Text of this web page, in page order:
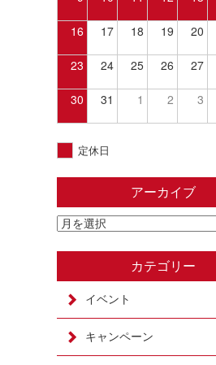
16 17 18 19 20
23 24 25 26 27
30 31 1 2 3
定休日
アーカイブ
カテゴリー
イベント
キャンペーン